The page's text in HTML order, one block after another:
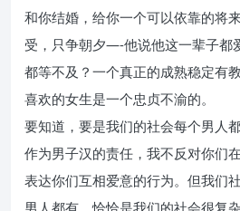
和你结婚，给你一个可以依靠的将
受，只争朝夕—-他说他这一辈子都
都等不及？一个真正的成熟稳定有
喜欢的女生是一个忠贞不渝的。
要知道，要是我们的社会每个男人
作为男子汉的责任，我不反对你们
表达你们互相爱意的行为。但我们
男人都有，恰恰是我们的社会很复